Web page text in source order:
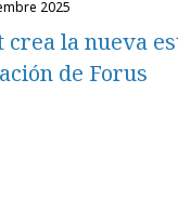
2025
crea la nueva
de Forus